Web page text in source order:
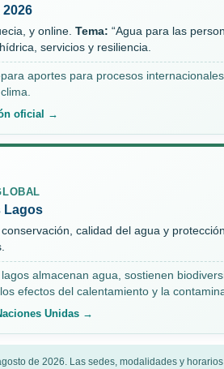
2026
y online. Tema: “Agua para las
servicios y resiliencia.
aportes para procesos
oficial →
Lagos
conservación, calidad del agua y
lagos almacenan agua, sostienen
efectos del calentamiento y la
Unidas →
de 2026. Las sedes, modalidades y